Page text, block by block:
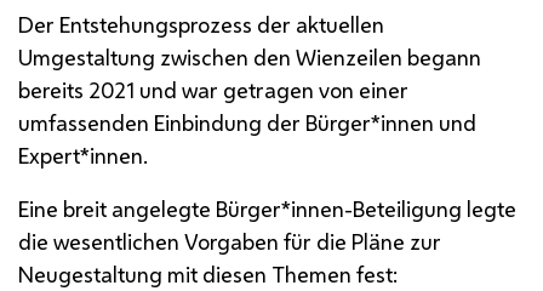
Der Entstehungsprozess der aktuellen
Umgestaltung zwischen den Wienzeilen begann
bereits 2021 und war getragen von einer
umfassenden Einbindung der Bürger*innen und
Expert*innen.
Eine breit angelegte Bürger*innen-Beteiligung legte
die wesentlichen Vorgaben für die Pläne zur
Neugestaltung mit diesen Themen fest: